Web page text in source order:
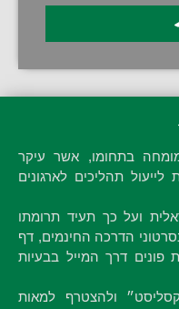
בתחומו, אשר עיקר
תהליכים לארגונים
ועל כך תעיד תרומתו
הדרכה החינמים, דף
פונים דרך המייל בבעיות
ולהצטרף למאות